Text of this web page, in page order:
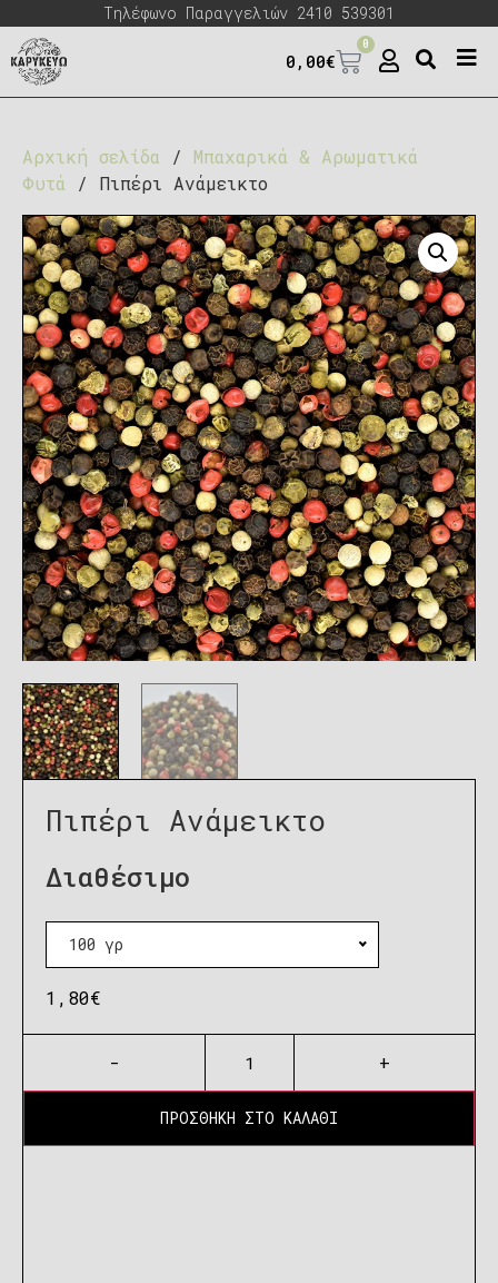
Τηλέφωνο Παραγγελιών 2410 539301
0,00€
0
Αρχική σελίδα / Μπαχαρικά & Αρωματικά
Φυτά / Πιπέρι Ανάμεικτο
Πιπέρι Ανάμεικτο
Διαθέσιμο
100 γρ
1,80€
- +
ΠΡΟΣΘΗΚΗ ΣΤΟ ΚΑΛΑΘΙ